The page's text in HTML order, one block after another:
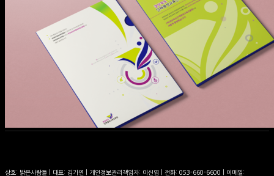
상호: 밝은사람들 | 대표: 김가연 | 개인정보관리책임자: 이신엽 | 전화: 053-660-6600 | 이메일: